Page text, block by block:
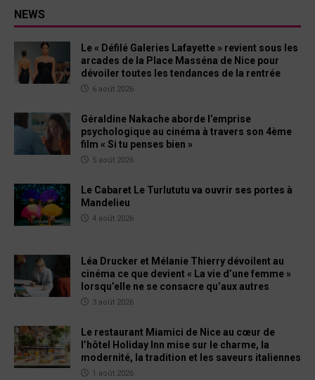
NEWS
Le « Défilé Galeries Lafayette » revient sous les
arcades de la Place Masséna de Nice pour
dévoiler toutes les tendances de la rentrée
6 août 2026
Géraldine Nakache aborde l’emprise
psychologique au cinéma à travers son 4ème
film « Si tu penses bien »
5 août 2026
Le Cabaret Le Turlututu va ouvrir ses portes à
Mandelieu
4 août 2026
Léa Drucker et Mélanie Thierry dévoilent au
cinéma ce que devient « La vie d’une femme »
lorsqu’elle ne se consacre qu’aux autres
3 août 2026
Le restaurant Miamici de Nice au cœur de
l’hôtel Holiday Inn mise sur le charme, la
modernité, la tradition et les saveurs italiennes
1 août 2026